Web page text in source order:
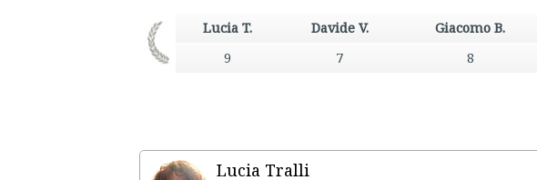
Lucia T. Davide V. Giacomo B.
9
7 8
Lucia Tralli